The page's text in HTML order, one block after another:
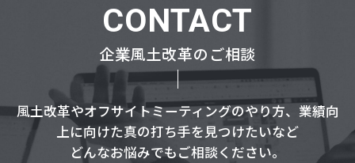
CONTACT
企業風土改革のご相談
風土改革やオフサイトミーティングのやり方、業績向
上に向けた真の打ち手を見つけたいなど
どんなお悩みでもご相談ください。